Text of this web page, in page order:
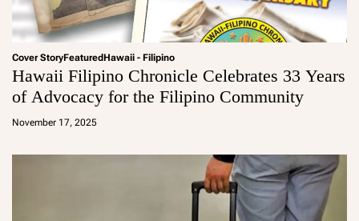
Cover StoryFeatured Hawaii - Filipino
Hawaii Filipino Chronicle Celebrates 33 Years
of Advocacy for the Filipino Community
November 17, 2025
a